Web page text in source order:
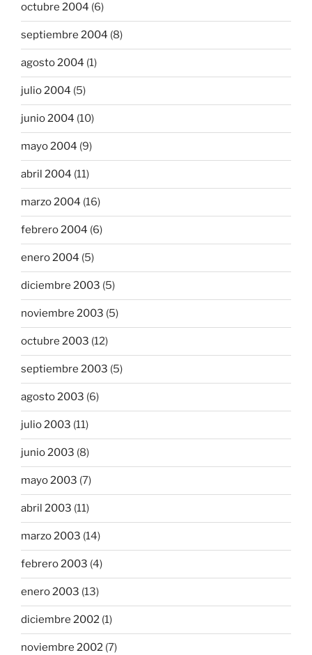
octubre 2004 (6)
septiembre 2004 (8)
agosto 2004 (1)
julio 2004 (5)
junio 2004 (10)
mayo 2004 (9)
abril 2004 (11)
marzo 2004 (16)
febrero 2004 (6)
enero 2004 (5)
diciembre 2003 (5)
noviembre 2003 (5)
octubre 2003 (12)
septiembre 2003 (5)
agosto 2003 (6)
julio 2003 (11)
junio 2003 (8)
mayo 2003 (7)
abril 2003 (11)
marzo 2003 (14)
febrero 2003 (4)
enero 2003 (13)
diciembre 2002 (1)
noviembre 2002 (7)